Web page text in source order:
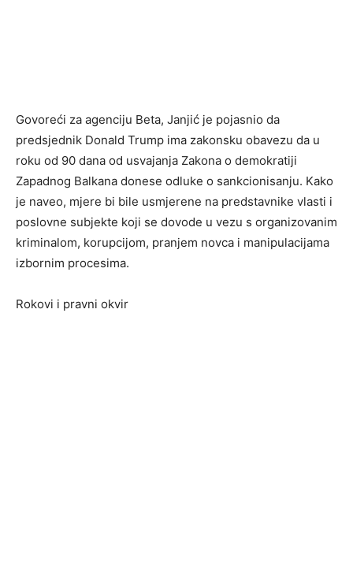
Govoreći za agenciju Beta, Janjić je pojasnio da
predsjednik Donald Trump ima zakonsku obavezu da u
roku od 90 dana od usvajanja Zakona o demokratiji
Zapadnog Balkana donese odluke o sankcionisanju. Kako
je naveo, mjere bi bile usmjerene na predstavnike vlasti i
poslovne subjekte koji se dovode u vezu s organizovanim
kriminalom, korupcijom, pranjem novca i manipulacijama
izbornim procesima.
Rokovi i pravni okvir